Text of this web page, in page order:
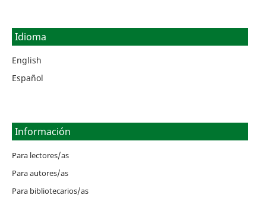
Idioma
English
Español
Información
Para lectores/as
Para autores/as
Para bibliotecarios/as